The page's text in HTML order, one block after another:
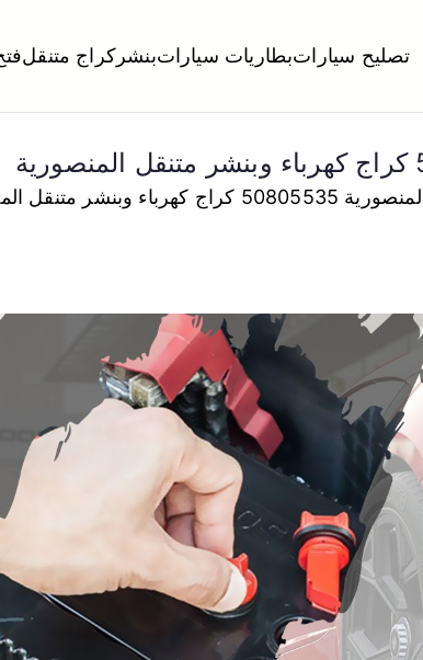
تواير تواير اطارات عجلات تصليح وصيانة سيارات امام
تصليح سياراتبطاريات سياراتبنشر كراج متنقل
وبنشر متنقل المنصورية